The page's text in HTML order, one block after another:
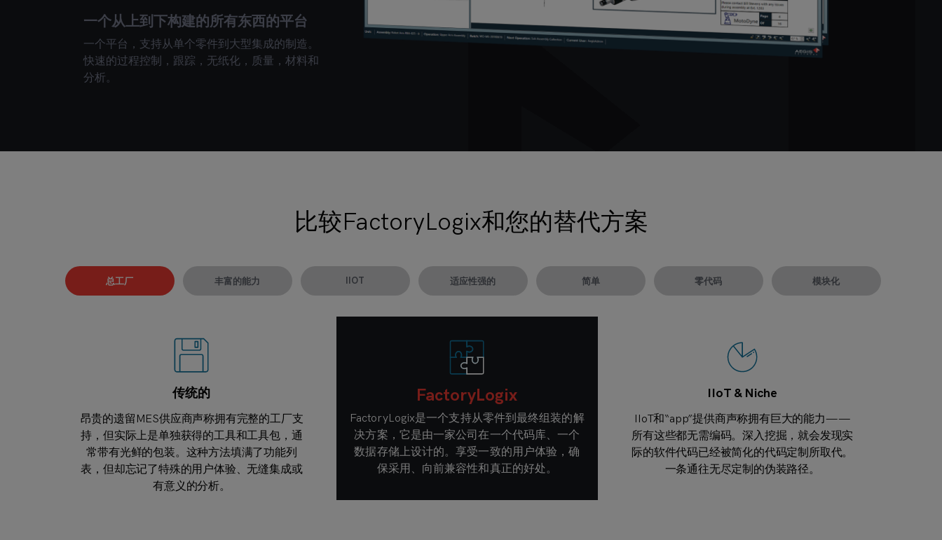
一个从上到下构建的所有东西的平台
一个平台，支持从单个零件到大型集成的制造。
快速的过程控制，跟踪，无纸化，质量，材料和
分析。
比较FactoryLogix和您的替代方案
总工厂 丰富的能力 IIOT 适应性强的 简单 零代码 模块化
传统的
昂贵的遗留MES供应商声称拥有完整的工厂支
持，但实际上是单独获得的工具和工具包，通
常带有光鲜的包装。这种方法填满了功能列
表，但却忘记了特殊的用户体验、无缝集成或
有意义的分析。
FactoryLogix
FactoryLogix是一个支持从零件到最终组装的解
决方案，它是由一家公司在一个代码库、一个
数据存储上设计的。享受一致的用户体验，确
保采用、向前兼容性和真正的好处。
IIoT & Niche
IIoT和“app”提供商声称拥有巨大的能力——
所有这些都无需编码。深入挖掘，就会发现实
际的软件代码已经被简化的代码定制所取代。
一条通往无尽定制的伪装路径。
传统的
遗留MES供应商对支持独特流程和业务的广泛
定制收取高达软件价格三倍的费用。多个站
点?每个站点的不同定制导致整个企业出现不
同的解决方案。
FactoryLogix
FactoryLogix在一个平台上提供了“制造运营管
理”的大量特性和好处。20年来，FactoryLogix
在全球超过2200种不同的制造业务中不断发
展。
IIoT & Niche
IIoT提供程序可以移动数据，但是如果不进行
自定义，它就无法通过应用程序对您有用。小
众市场MES为一个市场提供了丰富的功能，但
没有向工业4.0的功能发展，也没有任何IIoT体
传统的
遗留MES供应商声称IIoT，但它要么来自另一
个部门，要么来自合作伙伴。机器连接？另一
个合作伙伴。这不是IIoT。它只是拼凑了遗留
MES不支持的功能。
FactoryLogix
FactoryLogix存在于一个IIoT平台上，自2001年
以来一直在发展和改进，在数百个站点中得到
了验证。它是第一个将数据转换为单一本体的
系统。这听起来像是科幻小说，但如今已成为
IIoT & Niche
这么多的IIoT供应商，但没有很大的价值。为
什么?通过中间件收集数据并将其存储在数据
湖中是没有用的——如果没有大量的数据科学
家的话。要使IIoT有价值，数据必须成为信
传统的
对于传统的MES，适应意味着定制——成本成
倍增加。随着精明的企业意识到这一点，这个
术语被改为“行业模板”或“蓝图”。无论名称如
何，它仍然是一个具有无穷定制的工具包。
FactoryLogix
FactoryLogix支持任何离散制造流程，不是通过
定制，而是通过可配置。一个代码库为全世界
2200个站点提供服务，支持生产各种类型的产
品。
IIoT & Niche
一个市场的市场MES支持今天的需求——但是
当你的工厂发展的时候，明天会怎么样呢?IIoT
供应商声称“零代码”适应。实际上，实际的软
件代码被一种新的代码所取代，只是功能没那
传统的
遗留MES系统是获得的工具的集合，有时带有
一个漂亮的包装器。由不同公司和工程团队设
计的多种工具组成的“解决方案”不能交付简单
的、特殊的用户体验。
FactoryLogix
FactoryLogix是由Aegis工程师设计的，从来没
有合同开发。用户体验对于Aegis来说至关重
要，只有通过对设计和实现的全面控制，我们
才能确保用户体验是独一无二的。
IIoT & Niche
小众MES工具通常具有针对某一制造类型或市
场的丰富特性，但作为较老的工具，它远远落
后于IIoT、高级软件架构和用户界面等领先技
术。
传统的
遗留的MES系统在没有自定义编码的情况下做
得很少。要使工具箱在您的环境中有用，就需
要对它们进行定制。强制进行大量定制的企业
系统的老方法。
FactoryLogix
有了FactoryLogix，同样的软件，无需为任何客
户定制，就可以在2200多个生产基地使用。通
过用户界面的适应性和可配置性来实现，而不
是通过定制和编码。
IIoT & Niche
IIoT和“应用程序”供应商声称“零代码”。事实
上，他们用脚本语言交换了真实的代码。工厂
数字化和工业4.0是复杂的，它们的好处不能用
简单的工具实现。
传统的
甚至进入遗留MES系统的入口点通常也需要大
量投资。它将包括您现在甚至可能不需要的功
能。随着时间的推移，很少有途径成长为这些
系统。
FactoryLogix
FactoryLogix是应用程序的模块化解决方案。制
造商可以从基础开始，随着时间的推移，“开启”
更多产能。今天,去无纸化。明年，回到正轨。
FactoryLogix可以满足您的功能需求。
IIoT & Niche
许多IIoT和“app”产品都是模块化的，使您可以
根据需要进行少量或大量的投资。小众市场
MES玩家更倾向于“一刀切”，你可能会在前期
投入更多。